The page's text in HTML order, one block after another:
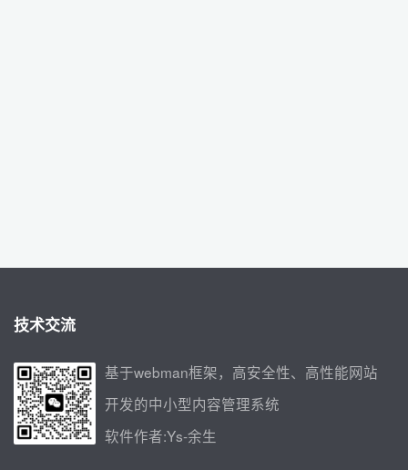
技术交流
基于webman框架，高安全性、高性能网站
开发的中小型内容管理系统
软件作者:Ys-余生